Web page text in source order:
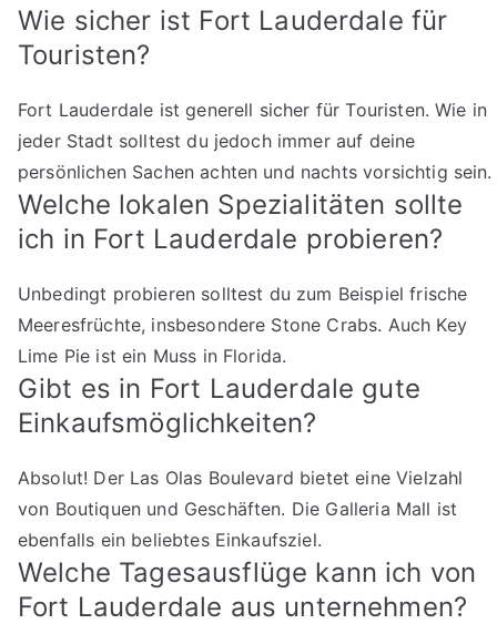
Wie sicher ist Fort Lauderdale für
Touristen?
Fort Lauderdale ist generell sicher für Touristen. Wie in
jeder Stadt solltest du jedoch immer auf deine
persönlichen Sachen achten und nachts vorsichtig sein.
Welche lokalen Spezialitäten sollte
ich in Fort Lauderdale probieren?
Unbedingt probieren solltest du zum Beispiel frische
Meeresfrüchte, insbesondere Stone Crabs. Auch Key
Lime Pie ist ein Muss in Florida.
Gibt es in Fort Lauderdale gute
Einkaufsmöglichkeiten?
Absolut! Der Las Olas Boulevard bietet eine Vielzahl
von Boutiquen und Geschäften. Die Galleria Mall ist
ebenfalls ein beliebtes Einkaufsziel.
Welche Tagesausflüge kann ich von
Fort Lauderdale aus unternehmen?